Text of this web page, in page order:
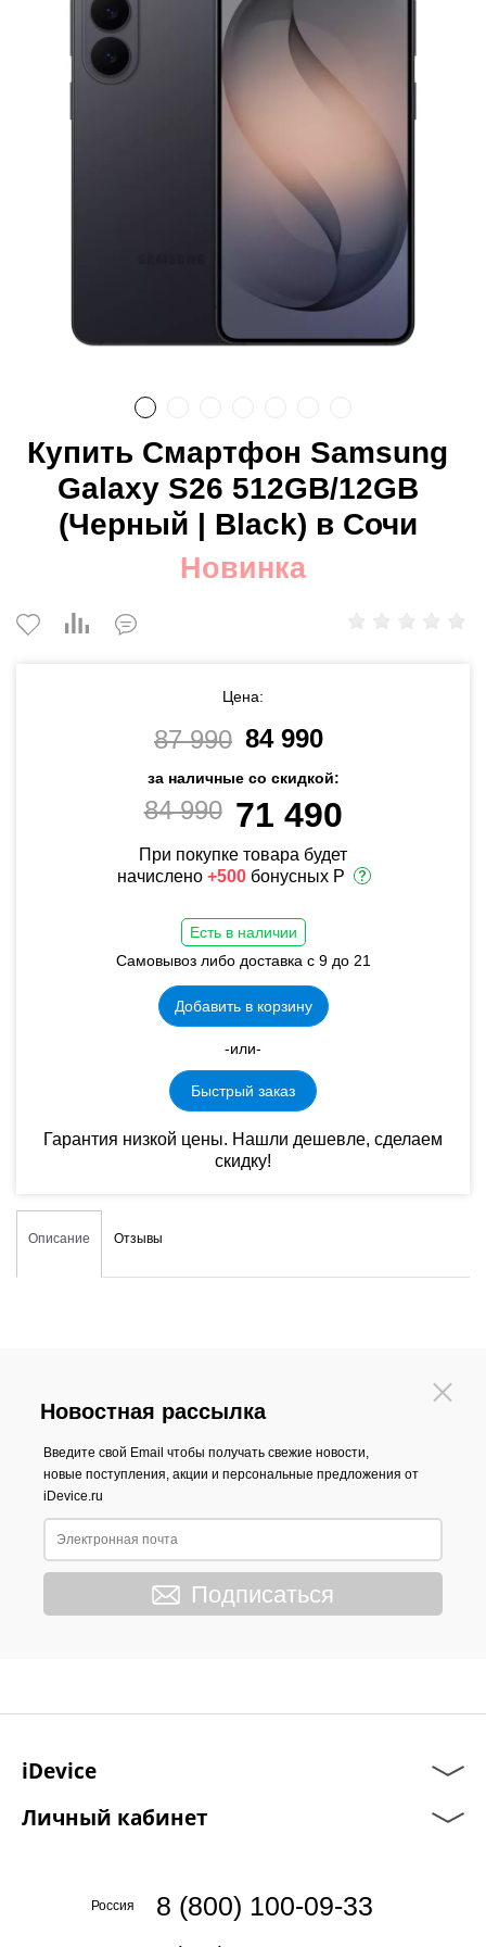
Купить Смартфон Samsung
Galaxy S26 512GB/12GB
(Черный | Black) в Сочи
Новинка
Цена:
87 990 84 990
за наличные со скидкой:
84 990 71 490
При покупке товара будет
начислено +500 бонусных Р
Есть в наличии
Самовывоз либо доставка с 9 до 21
Добавить в корзину
-или-
Быстрый заказ
Гарантия низкой цены. Нашли дешевле, сделаем
скидку!
Описание Отзывы
Новостная рассылка
Введите свой Email чтобы получать свежие новости,
новые поступления, акции и персональные предложения от
iDevice.ru
Подписаться
iDevice
Личный кабинет
Россия 8 (800) 100-09-33